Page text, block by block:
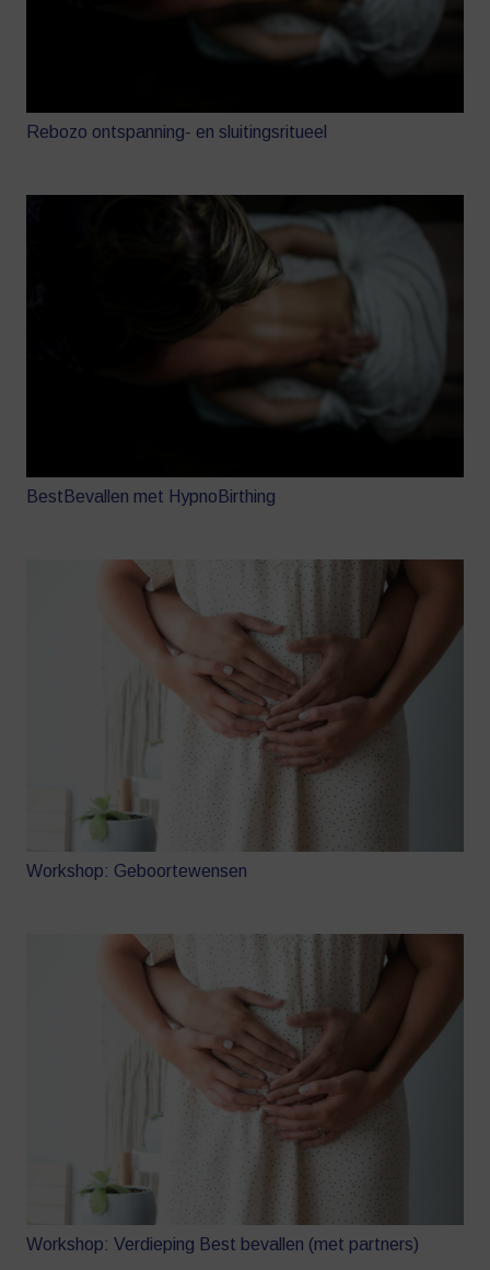
Rebozo ontspanning- en sluitingsritueel
BestBevallen met HypnoBirthing
Workshop: Geboortewensen
Workshop: Verdieping Best bevallen (met partners)